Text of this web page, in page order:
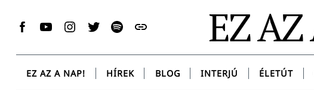
Facebook
YouTubeInstagram
TwitterSpotifyMessenger EZ
EZ AZ A NAP! HÍREK BLOG INTERJÚ ÉLETÚT